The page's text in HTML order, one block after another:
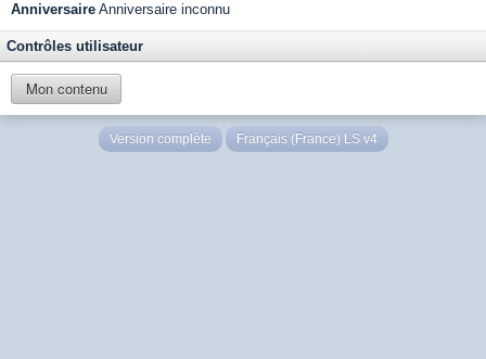
Anniversaire Anniversaire inconnu
Contrôles utilisateur
Mon contenu
Version complète Français (France) LS v4